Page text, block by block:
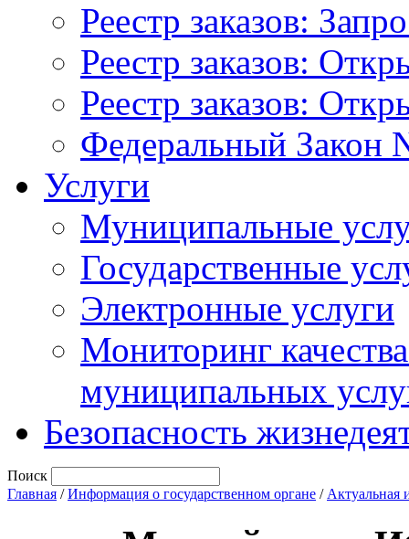
Реестр заказов:
Реестр заказов:
Реестр заказов:
Федеральный Закон
Услуги
Муниципальные
Государственные
Электронные услуги
Мониторинг
муниципальных
Безопасность
Поиск
Главная /Информация о государственном органе / Актуальная